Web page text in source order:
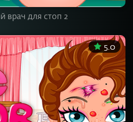
врач для стоп 2
5.0